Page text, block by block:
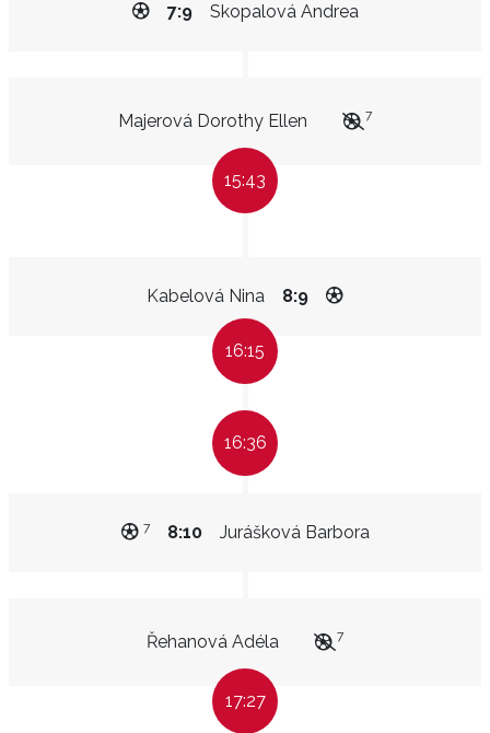
Skopalová Andrea
7:9
Majerová Dorothy Ellen 7
15:43
Kabelová Nina 8:9
16:15
16:36
Jurášková Barbora
8:10
7
Řehanová Adéla 7
17:27